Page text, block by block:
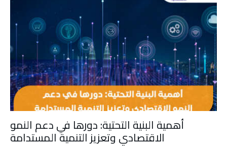
أهمية البنية التحتية: دورها في دعم النمو
الاقتصادي وتعزيز التنمية المستدامة